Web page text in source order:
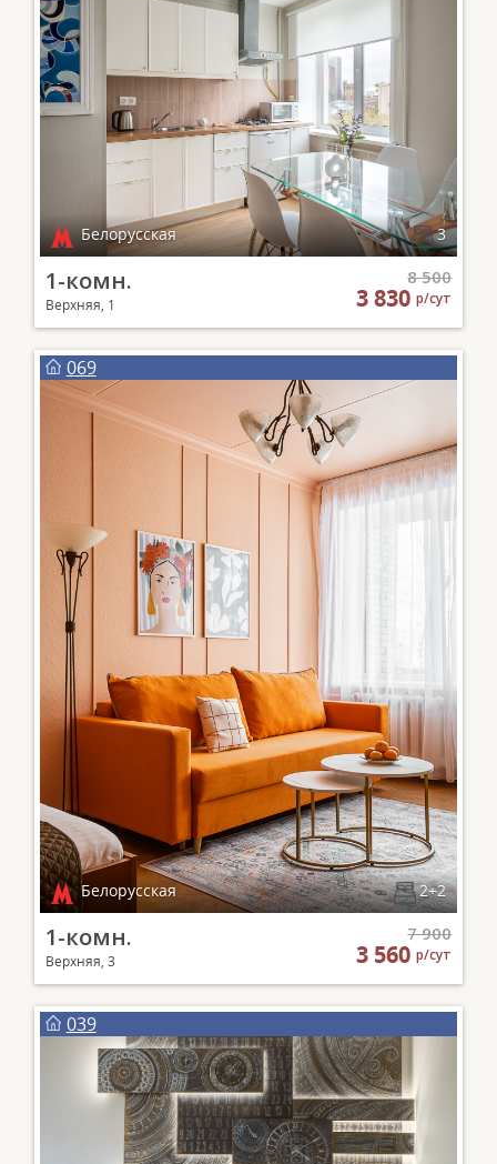
Белорусская 3
1-комн.
Верхняя, 1
8 500
3 830р/сут
069
Белорусская 2+2
1-комн.
Верхняя, 3
7 900
3 560р/сут
039